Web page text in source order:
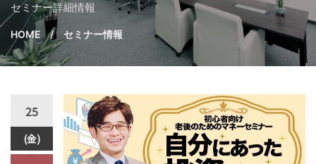
セミナー詳細情報
HOME セミナー情報
25
(金)